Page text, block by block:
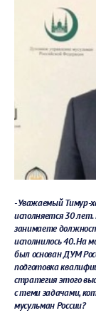
- Уважаемый
исполняется 30
занимаете
исполнилось 40. На
был основан ДУМ
подготовка
стратегия этого
с теми задачами,
мусульман России?